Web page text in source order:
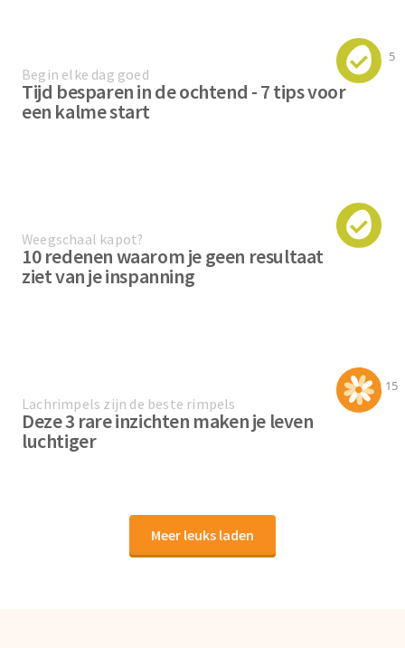
5
Begin elke dag goed
Tijd besparen in de ochtend - 7 tips voor
een kalme start
Weegschaal kapot?
10 redenen waarom je geen resultaat
ziet van je inspanning
15
Lachrimpels zijn de beste rimpels
Deze 3 rare inzichten maken je leven
luchtiger
Meer leuks laden